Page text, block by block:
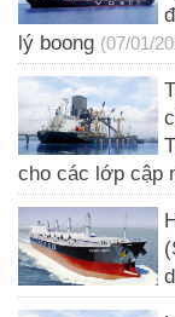
lý boong (07/01/
cho các lớp cập